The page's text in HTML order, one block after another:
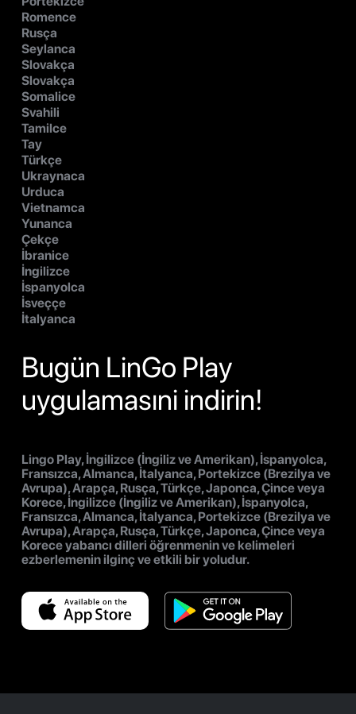
Romence
Rusça
Seylanca
Slovakça
Slovakça
Somalice
Svahili
Tamilce
Tay
Türkçe
Ukraynaca
Urduca
Vietnamca
Yunanca
Çekçe
İbranice
İngilizce
İspanyolca
İsveççe
İtalyanca
Bugün LinGo Play
uygulamasıni indirin!
Lingo Play, İngilizce (İngiliz ve Amerikan), İspanyolca,
Fransızca, Almanca, İtalyanca, Portekizce (Brezilya ve
Avrupa), Arapça, Rusça, Türkçe, Japonca, Çince veya
Korece, İngilizce (İngiliz ve Amerikan), İspanyolca,
Fransızca, Almanca, İtalyanca, Portekizce (Brezilya ve
Avrupa), Arapça, Rusça, Türkçe, Japonca, Çince veya
Korece yabancı dilleri öğrenmenin ve kelimeleri
ezberlemenin ilginç ve etkili bir yoludur.